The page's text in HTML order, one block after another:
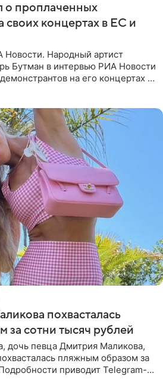
о проплаченных
своих концертах в ЕС и
Народный артист
Бутман в интервью РИА Новости
на его концертах в
похвасталась
за сотни тысяч рублей
дочь певца Дмитрия Маликова,
пляжным образом за
приводит Telegram-